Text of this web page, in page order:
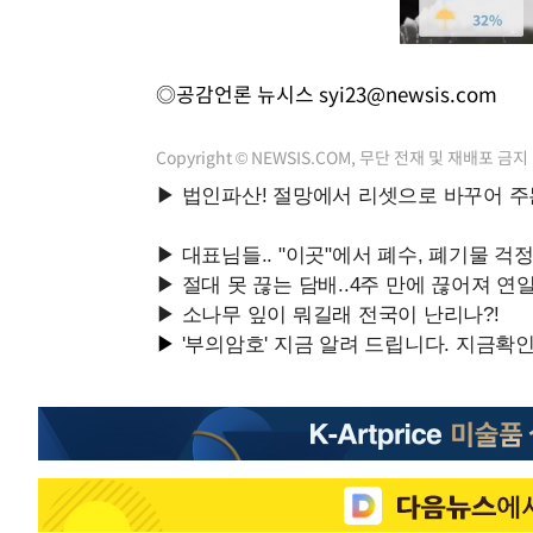
◎공감언론 뉴시스 syi23@newsis.com
Copyright © NEWSIS.COM, 무단 전재 및 재배포 금지